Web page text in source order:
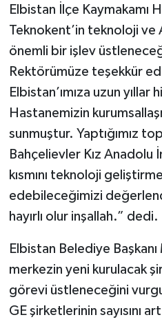
Elbistan İlçe Kaymakamı
Teknokent’in teknoloji ve
önemli bir işlev
Rektörümüze teşekkür
Elbistan’ımıza uzun
Hastanemizin
sunmuştur. Yaptığımız
Bahçelievler Kız Anadolu
kısmını teknoloji
edebileceğimizi
hayırlı olur inşallah.” dedi.
Elbistan Belediye
merkezin yeni kurulacak
görevi üstleneceğini
GE şirketlerinin sayısını